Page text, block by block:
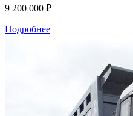
9 200 000 ₽
Подробнее